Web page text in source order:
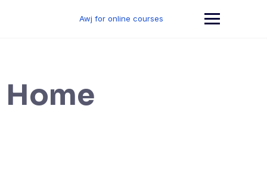
Awj for online courses
Home